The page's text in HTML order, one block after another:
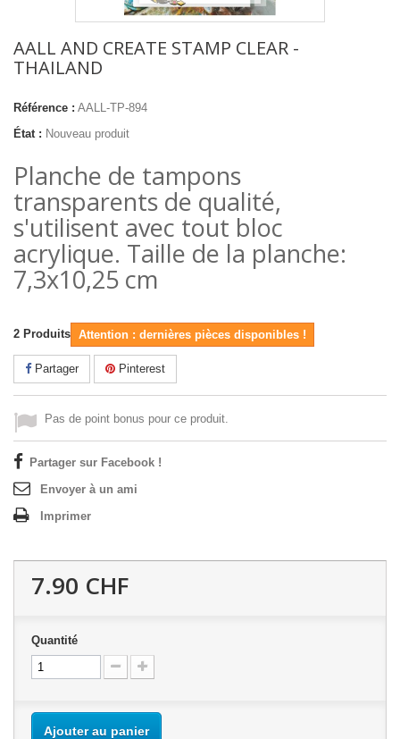
AALL AND CREATE STAMP CLEAR -
THAILAND
Référence : AALL-TP-894
État : Nouveau produit
Planche de tampons
transparents de qualité,
s'utilisent avec tout bloc
acrylique. Taille de la planche:
7,3x10,25 cm
2 Produits Attention : dernières pièces disponibles !
Partager Pinterest
Pas de point bonus pour ce produit.
Partager sur Facebook !
Envoyer à un ami
Imprimer
7.90 CHF
Quantité
Ajouter au panier